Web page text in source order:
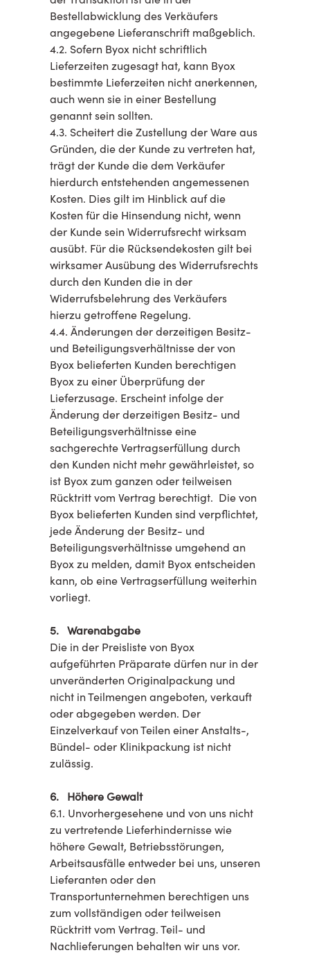
Bestellabwicklung des Verkäufers
angegebene Lieferanschrift maßgeblich.
4.2. Sofern Byox nicht schriftlich
Lieferzeiten zugesagt hat, kann Byox
bestimmte Lieferzeiten nicht anerkennen,
auch wenn sie in einer Bestellung
genannt sein sollten.
4.3. Scheitert die Zustellung der Ware aus
Gründen, die der Kunde zu vertreten hat,
trägt der Kunde die dem Verkäufer
hierdurch entstehenden angemessenen
Kosten. Dies gilt im Hinblick auf die
Kosten für die Hinsendung nicht, wenn
der Kunde sein Widerrufsrecht wirksam
ausübt. Für die Rücksendekosten gilt bei
wirksamer Ausübung des Widerrufsrechts
durch den Kunden die in der
Widerrufsbelehrung des Verkäufers
hierzu getroffene Regelung.
4.4. Änderungen der derzeitigen Besitz-
und Beteiligungsverhältnisse der von
Byox belieferten Kunden berechtigen
Byox zu einer Überprüfung der
Lieferzusage. Erscheint infolge der
Änderung der derzeitigen Besitz- und
Beteiligungsverhältnisse eine
sachgerechte Vertragserfüllung durch
den Kunden nicht mehr gewährleistet, so
ist Byox zum ganzen oder teilweisen
Rücktritt vom Vertrag berechtigt. Die von
Byox belieferten Kunden sind verpflichtet,
jede Änderung der Besitz- und
Beteiligungsverhältnisse umgehend an
Byox zu melden, damit Byox entscheiden
kann, ob eine Vertragserfüllung weiterhin
vorliegt.
5. Warenabgabe
Die in der Preisliste von Byox
aufgeführten Präparate dürfen nur in der
unveränderten Originalpackung und
nicht in Teilmengen angeboten, verkauft
oder abgegeben werden. Der
Einzelverkauf von Teilen einer Anstalts-,
Bündel- oder Klinikpackung ist nicht
zulässig.
6. Höhere Gewalt
6.1. Unvorhergesehene und von uns nicht
zu vertretende Lieferhindernisse wie
höhere Gewalt, Betriebsstörungen,
Arbeitsausfälle entweder bei uns, unseren
Lieferanten oder den
Transportunternehmen berechtigen uns
zum vollständigen oder teilweisen
Rücktritt vom Vertrag. Teil- und
Nachlieferungen behalten wir uns vor.